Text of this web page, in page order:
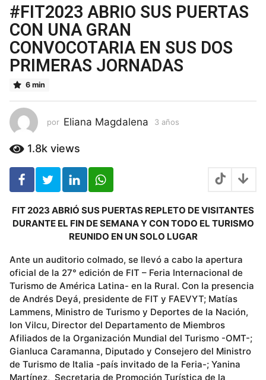
a
ñ
o
s
3
a
ñ
s
#FIT2023 ABRIO SUS PUERTAS
CON UNA GRAN
CONVOCOTARIA EN SUS DOS
PRIMERAS JORNADAS
6 min
por Eliana Magdalena 3 años
1.8k views
FIT 2023 ABRIÓ SUS PUERTAS REPLETO DE VISITANTES
DURANTE EL FIN DE SEMANA Y CON TODO EL TURISMO
REUNIDO EN UN SOLO LUGAR
Ante un auditorio colmado, se llevó a cabo la apertura
oficial de la 27° edición de FIT – Feria Internacional de
Turismo de América Latina- en la Rural. Con la presencia
de Andrés Deyá, presidente de FIT y FAEVYT; Matías
Lammens, Ministro de Turismo y Deportes de la Nación,
Ion Vilcu, Director del Departamento de Miembros
Afiliados de la Organización Mundial del Turismo -OMT-;
Gianluca Caramanna, Diputado y Consejero del Ministro
de Turismo de Italia -país invitado de la Feria-; Yanina
Martínez, Secretaria de Promoción Turística de la